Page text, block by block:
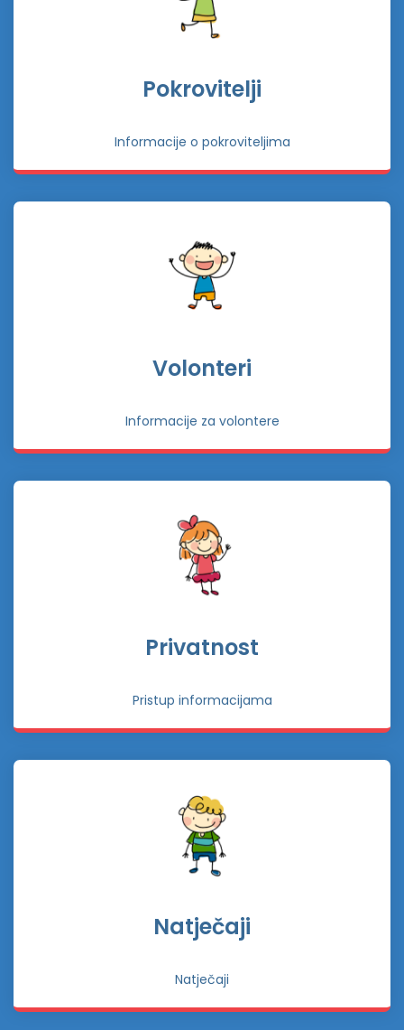
Pokrovitelji
Informacije o pokroviteljima
Volonteri
Informacije za volontere
Privatnost
Pristup informacijama
Natječaji
Natječaji